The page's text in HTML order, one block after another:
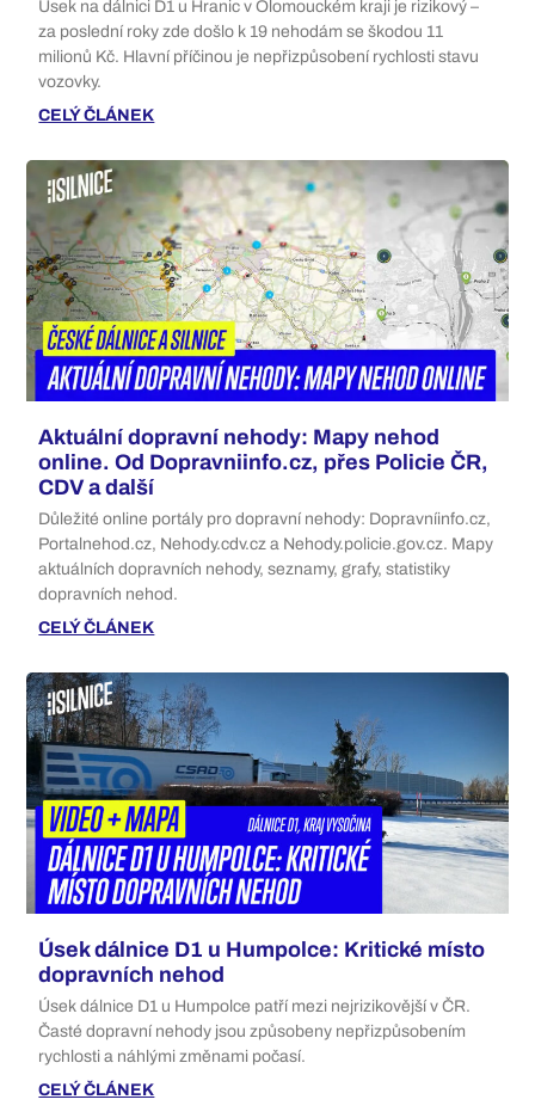
Úsek na dálnici D1 u Hranic v Olomouckém kraji je rizikový –
za poslední roky zde došlo k 19 nehodám se škodou 11
milionů Kč. Hlavní příčinou je nepřizpůsobení rychlosti stavu
vozovky.
CELÝ ČLÁNEK
Aktuální dopravní nehody: Mapy nehod
online. Od Dopravniinfo.cz, přes Policie ČR,
CDV a další
Důležité online portály pro dopravní nehody: Dopravníinfo.cz,
Portalnehod.cz, Nehody.cdv.cz a Nehody.policie.gov.cz. Mapy
aktuálních dopravních nehody, seznamy, grafy, statistiky
dopravních nehod.
CELÝ ČLÁNEK
Úsek dálnice D1 u Humpolce: Kritické místo
dopravních nehod
Úsek dálnice D1 u Humpolce patří mezi nejrizikovější v ČR.
Časté dopravní nehody jsou způsobeny nepřizpůsobením
rychlosti a náhlými změnami počasí.
CELÝ ČLÁNEK